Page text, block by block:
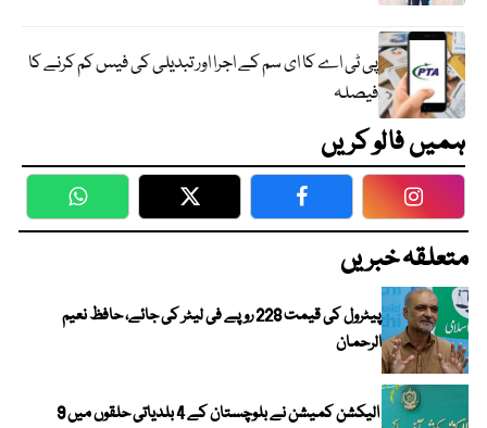
پی ٹی اے کا ای سم کے اجرا اور تبدیلی کی فیس کم کرنے کا
فیصلہ
ہمیں فالو کریں
WhatsApp Twitter Facebook
متعلقہ خبریں
پیٹرول کی قیمت 228 روپے فی لیٹر کی جائے، حافظ نعیم
الرحمان
الیکشن کمیشن نے بلوچستان کے 4 بلدیاتی حلقوں میں 9